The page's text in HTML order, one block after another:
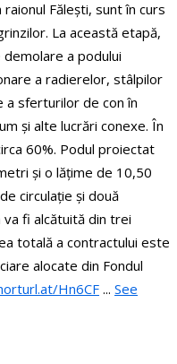
Fălești, sunt în curs
La această etapă,
a podului
a radierelor, stâlpilor
a sferturilor de con în
și alte lucrări conexe. În
60%. Podul proiectat
și o lățime de 10,50
circulație și două
fi alcătuită din trei
totală a contractului este
alocate din Fondul
Hn6CF ... See